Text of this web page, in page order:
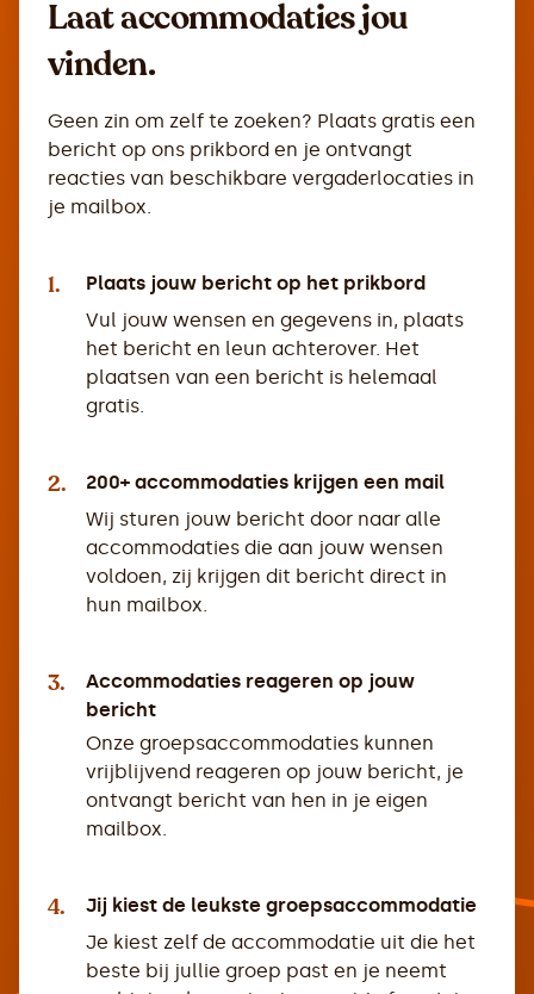
Laat accommodaties jou
vinden.
Geen zin om zelf te zoeken? Plaats gratis een
bericht op ons prikbord en je ontvangt
reacties van beschikbare vergaderlocaties in
je mailbox.
1.
Plaats jouw bericht op het prikbord
Vul jouw wensen en gegevens in, plaats
het bericht en leun achterover. Het
plaatsen van een bericht is helemaal
gratis.
2.
200+ accommodaties krijgen een mail
Wij sturen jouw bericht door naar alle
accommodaties die aan jouw wensen
voldoen, zij krijgen dit bericht direct in
hun mailbox.
3.
Accommodaties reageren op jouw
bericht
Onze groepsaccommodaties kunnen
vrijblijvend reageren op jouw bericht, je
ontvangt bericht van hen in je eigen
mailbox.
4.
Jij kiest de leukste groepsaccommodatie
Je kiest zelf de accommodatie uit die het
beste bij jullie groep past en je neemt